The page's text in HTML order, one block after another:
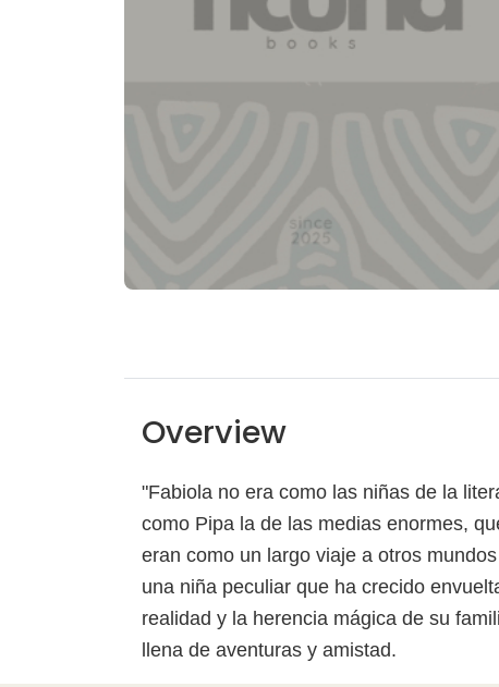
Overview
"Fabiola no era como las niñas de la
como Pipa la de las medias enormes,
eran como un largo viaje a otros
una niña peculiar que ha crecido
realidad y la herencia mágica de su
llena de aventuras y amistad.